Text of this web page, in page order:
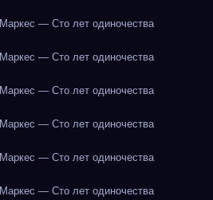
— Сто лет одиночества
— Сто лет одиночества
— Сто лет одиночества
— Сто лет одиночества
— Сто лет одиночества
— Сто лет одиночества